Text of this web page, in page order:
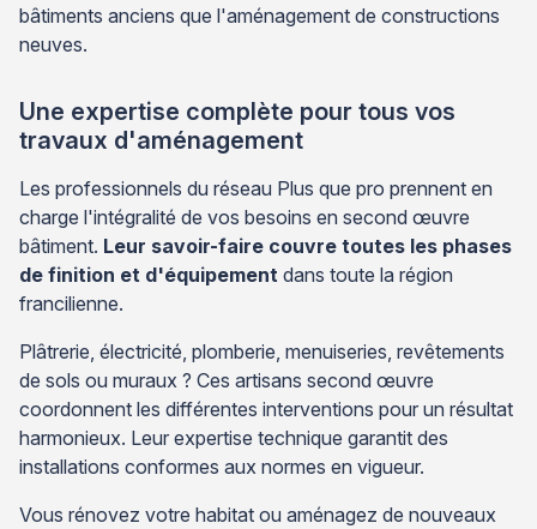
bâtiments anciens que l'aménagement de constructions
neuves.
Une expertise complète pour tous vos
travaux d'aménagement
Les professionnels du réseau Plus que pro prennent en
charge l'intégralité de vos besoins en second œuvre
bâtiment. Leur savoir-faire couvre toutes les phases
de finition et d'équipement dans toute la région
francilienne.
Plâtrerie, électricité, plomberie, menuiseries, revêtements
de sols ou muraux ? Ces artisans second œuvre
coordonnent les différentes interventions pour un résultat
harmonieux. Leur expertise technique garantit des
installations conformes aux normes en vigueur.
Vous rénovez votre habitat ou aménagez de nouveaux